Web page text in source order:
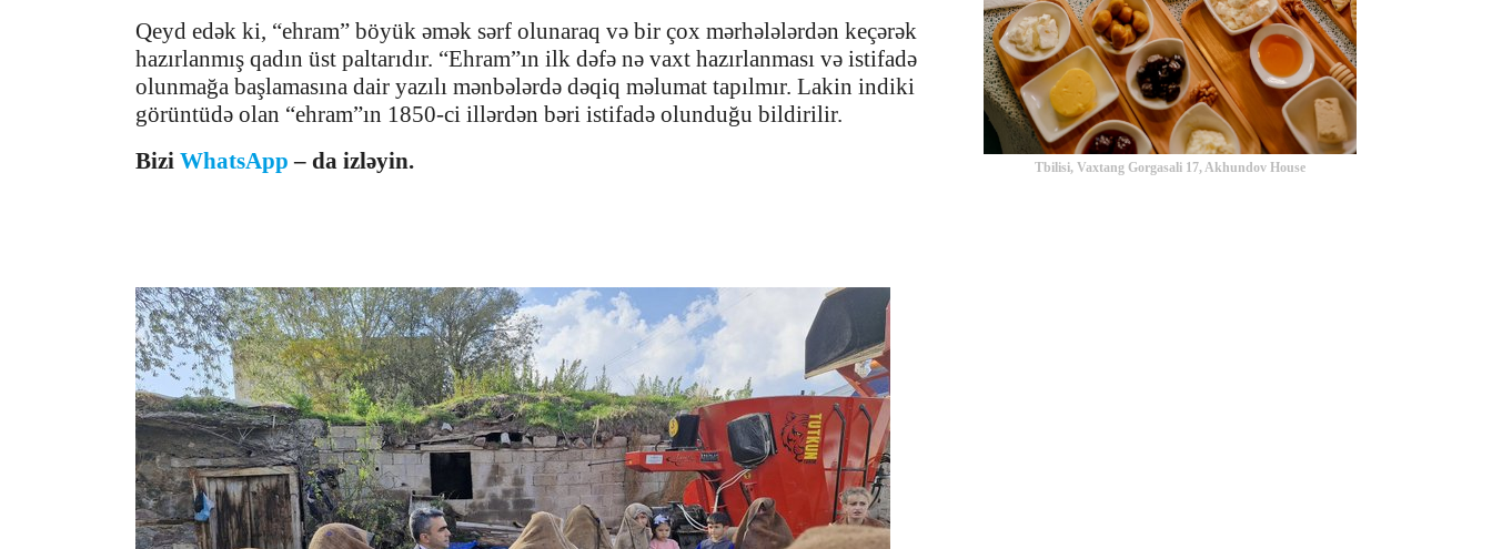
Qeyd edək ki, “ehram” böyük əmək sərf olunaraq və bir çox mərhələlərdən keçərək
hazırlanmış qadın üst paltarıdır. “Ehram”ın ilk dəfə nə vaxt hazırlanması və istifadə
olunmağa başlamasına dair yazılı mənbələrdə dəqiq məlumat tapılmır. Lakin indiki
görüntüdə olan “ehram”ın 1850-ci illərdən bəri istifadə olunduğu bildirilir.
Bizi WhatsApp – da izləyin. Tbilisi, Vaxtang Gorgasali 17, Akhundov House